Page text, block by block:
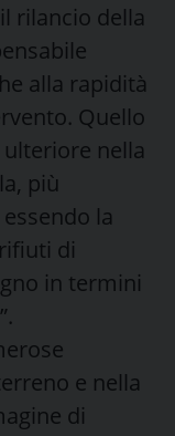
rilancio della
alla rapidità
Quello
nella
più
la
di
in termini
e nella
di